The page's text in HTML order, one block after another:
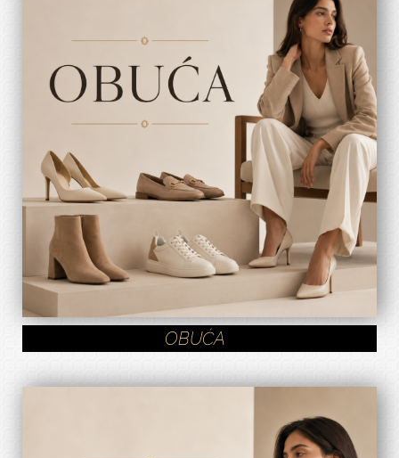
OBUĆA